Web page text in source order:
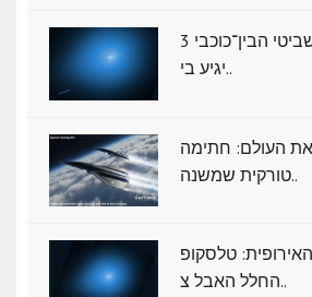
הכוכב השביטי הבין־כוכבי 3I/ATLAS
יגיע בי..
העולם: חתימה
טורקית שמשנה..
טלסקופ
החלל האבל צ..